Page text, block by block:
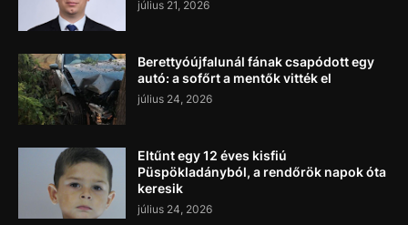
július 21, 2026
Berettyóújfalunál fának csapódott egy
autó: a sofőrt a mentők vitték el
július 24, 2026
Eltűnt egy 12 éves kisfiú
Püspökladányból, a rendőrök napok óta
keresik
július 24, 2026